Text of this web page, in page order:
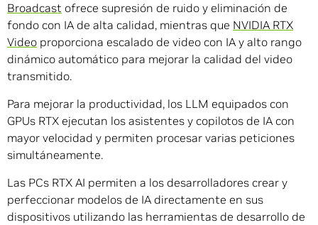
Broadcast ofrece supresión de ruido y eliminación de
fondo con IA de alta calidad, mientras que NVIDIA RTX
Video proporciona escalado de video con IA y alto rango
dinámico automático para mejorar la calidad del video
transmitido.
Para mejorar la productividad, los LLM equipados con
GPUs RTX ejecutan los asistentes y copilotos de IA con
mayor velocidad y permiten procesar varias peticiones
simultáneamente.
Las PCs RTX AI permiten a los desarrolladores crear y
perfeccionar modelos de IA directamente en sus
dispositivos utilizando las herramientas de desarrollo de